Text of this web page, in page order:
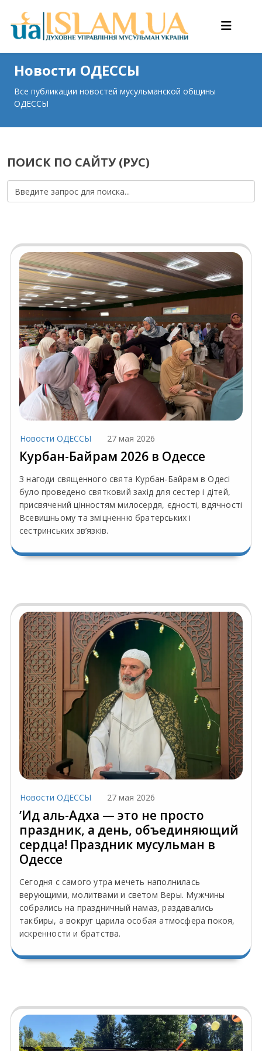
Новости ОДЕССЫ
Все публикации новостей мусульманской общины
ОДЕССЫ
ПОИСК ПО САЙТУ (РУС)
Новости ОДЕССЫ 27 мая 2026
Курбан-Байрам 2026 в Одессе
З нагоди священного свята Курбан-Байрам в Одесі
було проведено святковий захід для сестер і дітей,
присвячений цінностям милосердя, єдності, вдячності
Всевишньому та зміцненню братерських і
сестринських зв’язків.
Новости ОДЕССЫ 27 мая 2026
ʼИд аль-Адха — это не просто
праздник, а день, объединяющий
сердца! Праздник мусульман в
Одессе
Сегодня с самого утра мечеть наполнилась
верующими, молитвами и светом Веры. Мужчины
собрались на праздничный намаз, раздавались
такбиры, а вокруг царила особая атмосфера покоя,
искренности и братства.